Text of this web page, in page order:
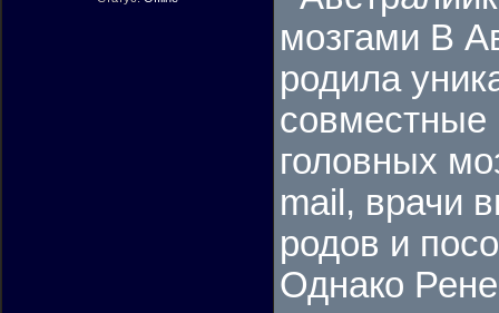
мозгами В
родила
совместные
головных
mail, врачи
родов и
Однако